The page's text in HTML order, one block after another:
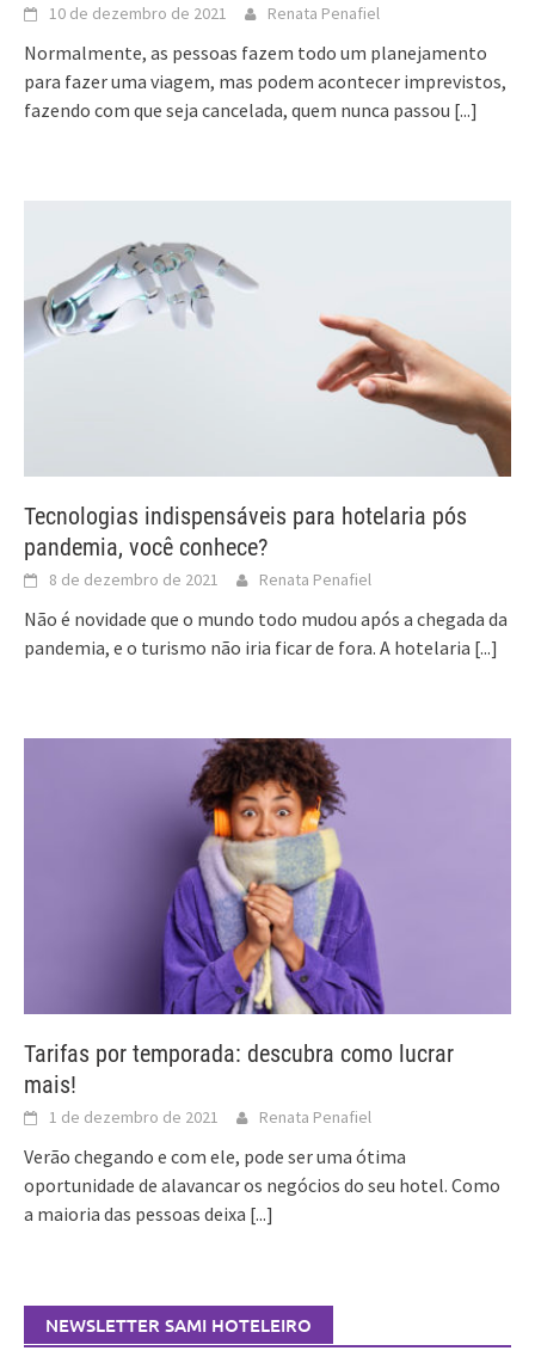
10 de dezembro de 2021 Renata Penafiel
Normalmente, as pessoas fazem todo um planejamento
para fazer uma viagem, mas podem acontecer imprevistos,
fazendo com que seja cancelada, quem nunca passou [...]
Tecnologias indispensáveis para hotelaria pós
pandemia, você conhece?
8 de dezembro de 2021 Renata Penafiel
Não é novidade que o mundo todo mudou após a chegada da
pandemia, e o turismo não iria ficar de fora. A hotelaria [...]
Tarifas por temporada: descubra como lucrar
mais!
1 de dezembro de 2021 Renata Penafiel
Verão chegando e com ele, pode ser uma ótima
oportunidade de alavancar os negócios do seu hotel. Como
a maioria das pessoas deixa [...]
NEWSLETTER SAMI HOTELEIRO